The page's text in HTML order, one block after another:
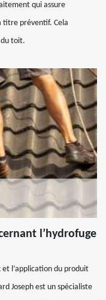
qui assure
titre préventif. Cela
toit.
l’hydrofuge
et l’application du produit
Joseph est un spécialiste